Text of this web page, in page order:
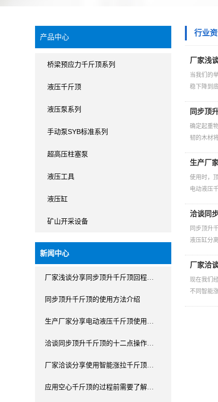
产品中心
桥梁预应力千斤顶系列
液压千斤顶
液压泵系列
手动泵SYB标准系列
超高压柱塞泵
液压工具
液压缸
矿山开采设备
新闻中心
厂家浅谈分享同步顶升千斤顶回程…
同步顶升千斤顶的使用方法介绍
生产厂家分享电动液压千斤顶使用…
洽谈同步顶升千斤顶的十二点操作…
厂家洽谈分享使用智能涨拉千斤顶…
应用空心千斤顶的过程前需要了解…
行业
厂家浅
当我们的
稳下降到
同步顶
确定起重
韧的木材
生产厂
使用时，
电动液压
洽谈同
同步顶升
液压缸分
厂家洽
现在我们
不同智能